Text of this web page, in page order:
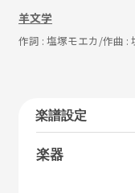
羊文学
作詞 : 塩塚モエカ /作曲 :
楽譜設定
楽器